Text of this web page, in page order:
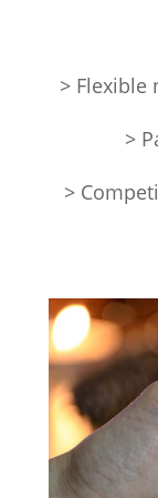
> Flexible
>
>